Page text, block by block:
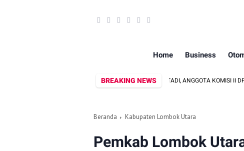
Home Business
BREAKING NEWS
ARTADI, ANGGOTA KOMISI II DPRD KLU
Beranda Kabupaten Lombok Utara
Pemkab Lombok